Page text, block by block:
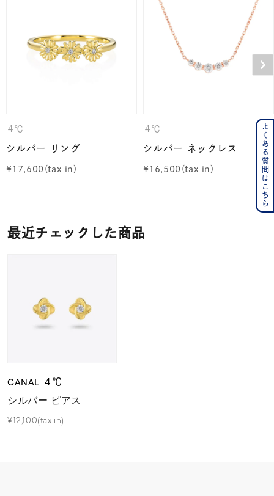
４℃
シルバー リング
¥17,600
４℃
シルバー ネックレス
¥16,500
最近チェックした商品
CANAL ４℃
シルバー ピアス
¥12,100(tax in)
よくある質問はこちら